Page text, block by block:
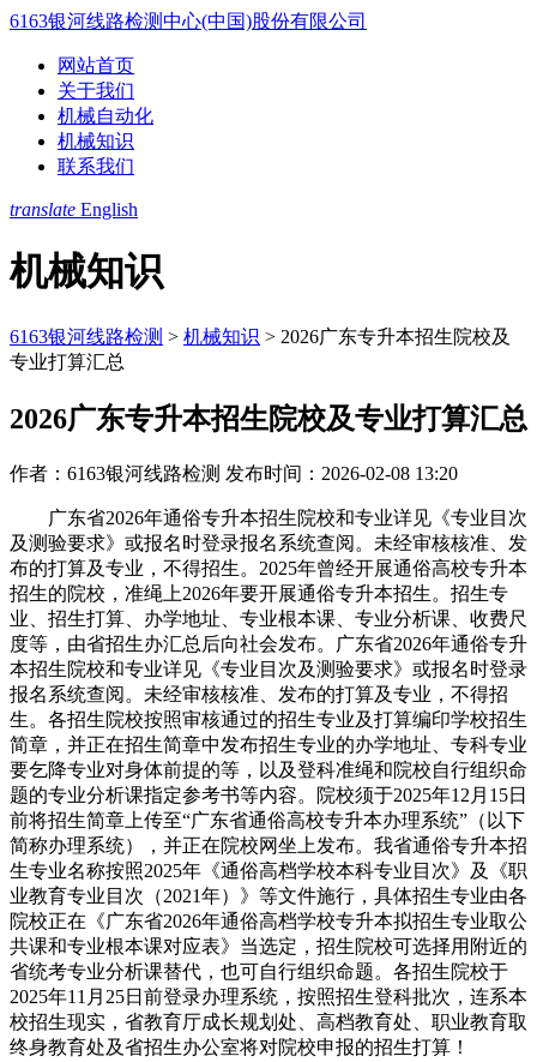
6163银河线路检测中心(中国)股份有限公司
网站首页
关于我们
机械自动化
机械知识
联系我们
translate English
机械知识
6163银河线路检测 > 机械知识 > 2026广东专升本招生院校及
专业打算汇总
2026广东专升本招生院校及专业打算汇总
作者：6163银河线路检测 发布时间：2026-02-08 13:20
广东省2026年通俗专升本招生院校和专业详见《专业目次
及测验要求》或报名时登录报名系统查阅。未经审核核准、发
布的打算及专业，不得招生。2025年曾经开展通俗高校专升本
招生的院校，准绳上2026年要开展通俗专升本招生。招生专
业、招生打算、办学地址、专业根本课、专业分析课、收费尺
度等，由省招生办汇总后向社会发布。广东省2026年通俗专升
本招生院校和专业详见《专业目次及测验要求》或报名时登录
报名系统查阅。未经审核核准、发布的打算及专业，不得招
生。各招生院校按照审核通过的招生专业及打算编印学校招生
简章，并正在招生简章中发布招生专业的办学地址、专科专业
要乞降专业对身体前提的等，以及登科准绳和院校自行组织命
题的专业分析课指定参考书等内容。院校须于2025年12月15日
前将招生简章上传至“广东省通俗高校专升本办理系统”（以下
简称办理系统），并正在院校网坐上发布。我省通俗专升本招
生专业名称按照2025年《通俗高档学校本科专业目次》及《职
业教育专业目次（2021年）》等文件施行，具体招生专业由各
院校正在《广东省2026年通俗高档学校专升本拟招生专业取公
共课和专业根本课对应表》当选定，招生院校可选择用附近的
省统考专业分析课替代，也可自行组织命题。各招生院校于
2025年11月25日前登录办理系统，按照招生登科批次，连系本
校招生现实，省教育厅成长规划处、高档教育处、职业教育取
终身教育处及省招生办公室将对院校申报的招生打算！